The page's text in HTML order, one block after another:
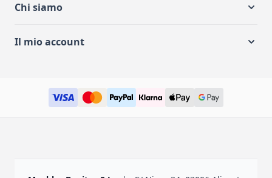
Chi siamo
Il mio account